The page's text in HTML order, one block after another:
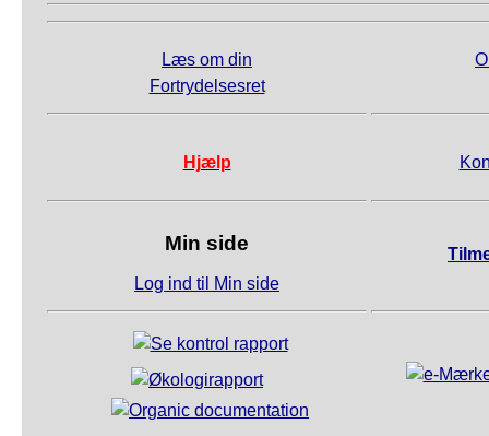
Læs om din
Fortrydelsesret
Hjælp
Min side
Log ind til Min side